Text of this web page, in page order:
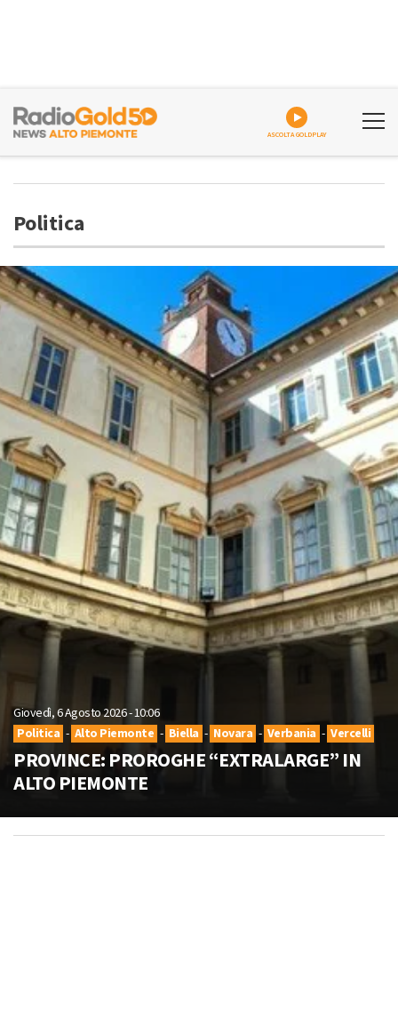
Politica
Giovedì, 6 Agosto 2026 - 10:06
Politica - Alto Piemonte - Biella - Novara - Verbania - Vercelli
PROVINCE: PROROGHE “EXTRALARGE” IN
ALTO PIEMONTE